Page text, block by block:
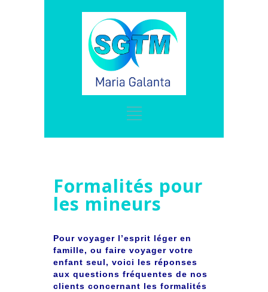
Formalités pour
les mineurs
Pour voyager l’esprit léger en
famille, ou faire voyager votre
enfant seul, voici les réponses
aux questions fréquentes de nos
clients concernant les formalités